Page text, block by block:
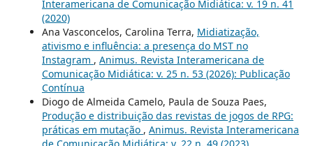
Interamericana de Comunicação Midiática: v. 19 n. 41
(2020)
Ana Vasconcelos, Carolina Terra, Midiatização,
ativismo e influência: a presença do MST no
Instagram , Animus. Revista Interamericana de
Comunicação Midiática: v. 25 n. 53 (2026): Publicação
Contínua
Diogo de Almeida Camelo, Paula de Souza Paes,
Produção e distribuição das revistas de jogos de RPG:
práticas em mutação , Animus. Revista Interamericana